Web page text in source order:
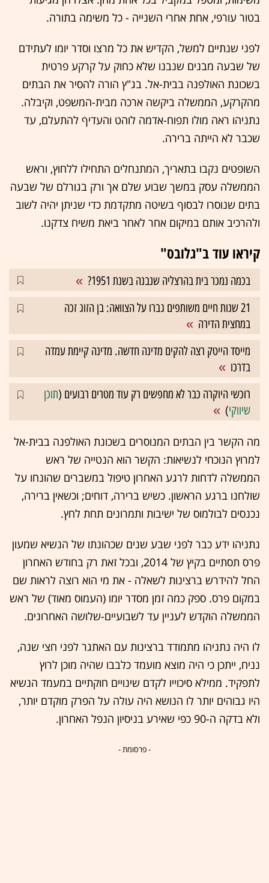
בטור עורפי, אחת אחרי השנייה - כל משימה בתורה.
לפני שנתיים למשל, הקדיש את כל מרצו וסדר יומו לעתידם
של שבעה מבנים שנבנו שלא כחוק על קרקע פרטית
בשכונת האולפנה בבית-אל. בג"ץ הורה להסיר את הבתים
מהקרקע, הממשלה ביקשה ארכה מבית-המשפט, וקיבלה.
נתניהו ראה מולו תפוח-אדמה לוהט והעדיף להתעלם, עד
שכבר לא הייתה ברירה.
השופטים נקבו בתאריך, המתנחלים התחילו ללחוץ, וראש
הממשלה עסק במשך שבוע שלם אך ורק בגורלם של שבעה
בתים שנוסרו לבסוף בשיטה מתקדמת כדי שניתן יהיה לשוב
ולהרכיב אותם במיקום אחר לאחר ביאת משיח צדקנו.
קיראו עוד ב"גלובס"
בכמה נמכר בית בהרצליה שנבנה בשנת 1951?
21 שנות חיים משותפים גברו על הצוואה: בן הזוג זכה
במחצית הדירה
מייסד הייטק רצה להקים מדינה חדשה. מדינה קיימת עמדה
בדרכו
רוכשי היוקרה כבר לא מחפשים רק עוד מטרים רבועים (תוכן
שיווקי)
מה הקשר בין הבתים המנוסרים בשכונת האולפנה בבית-אל
למרוץ הנוכחי לנשיאות: הקשר הוא הנטייה של ראש
הממשלה לדחות לרגע האחרון טיפול במשברים שהונחו על
שולחנו ברגע הראשון. כשיש ברירה, דוחים; וכשאין ברירה,
נכנסים לבולמוס של ישיבות ותמרונים תחת לחץ.
נתניהו ידע כבר לפני שבע שנים שכהונתו של הנשיא שמעון
פרס תסתיים בקיץ של 2014, ובכל זאת רק בחודש האחרון
החל להידרש ברצינות לשאלה - את מי הוא רוצה לראות שם
במקום פרס. ספק כמה זמן מסדר יומו (העמוס מאוד) של ראש
הממשלה הוקדש לעניין עד לשבועיים-שלושה האחרונים.
לו היה נתניהו מתמודד ברצינות עם האתגר לפני חצי שנה,
נניח, ייתכן כי היה מוצא מועמד כלבבו שהיה מוכן לרוץ
לתפקיד. ממילא סיכוייו לקדם שינויים חוקתיים במעמד הנשיא
היו גבוהים יותר לו הנושא היה עולה על הפרק מוקדם יותר,
ולא בדקה ה-90 כפי שאירע בניסיון הנפל האחרון.
- פרסומת -